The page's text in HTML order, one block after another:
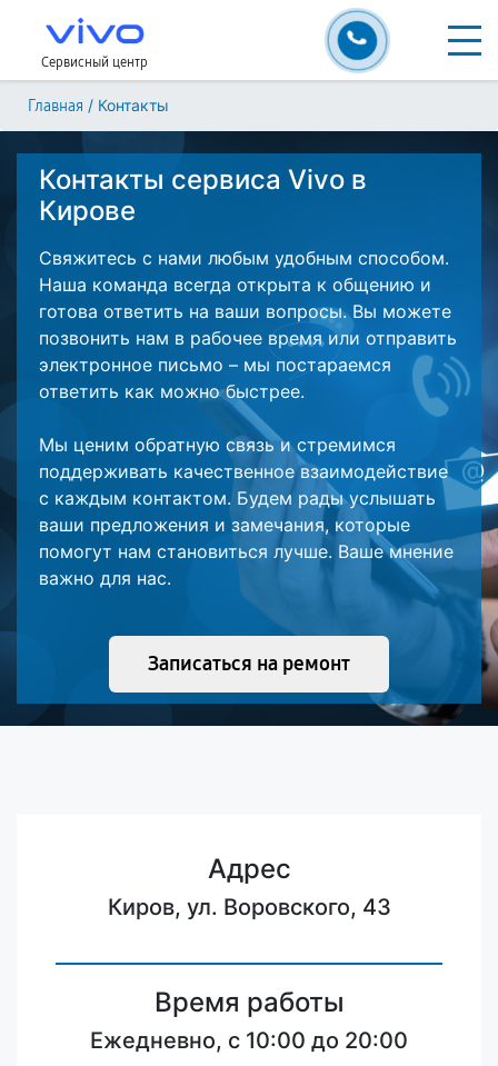
Сервисный центр
Главная / Контакты
Контакты сервиса Vivo в
Кирове
Свяжитесь с нами любым удобным способом.
Наша команда всегда открыта к общению и
готова ответить на ваши вопросы. Вы можете
позвонить нам в рабочее время или отправить
электронное письмо – мы постараемся
ответить как можно быстрее.
Мы ценим обратную связь и стремимся
поддерживать качественное взаимодействие
с каждым контактом. Будем рады услышать
ваши предложения и замечания, которые
помогут нам становиться лучше. Ваше мнение
важно для нас.
Записаться на ремонт
Адрес
Киров, ул. Воровского, 43
Время работы
Ежедневно, с 10:00 до 20:00